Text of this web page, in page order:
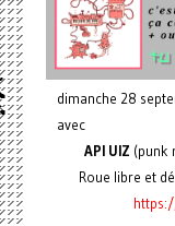
dimanche 28
avec
API UIZ (punk
Roue libre et